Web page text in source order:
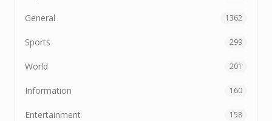
General 1362
Sports 299
World 201
Information 160
Entertainment 158